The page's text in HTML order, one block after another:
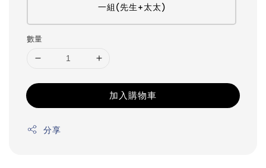
一組(先生+太太)
數量
加入購物車
分享